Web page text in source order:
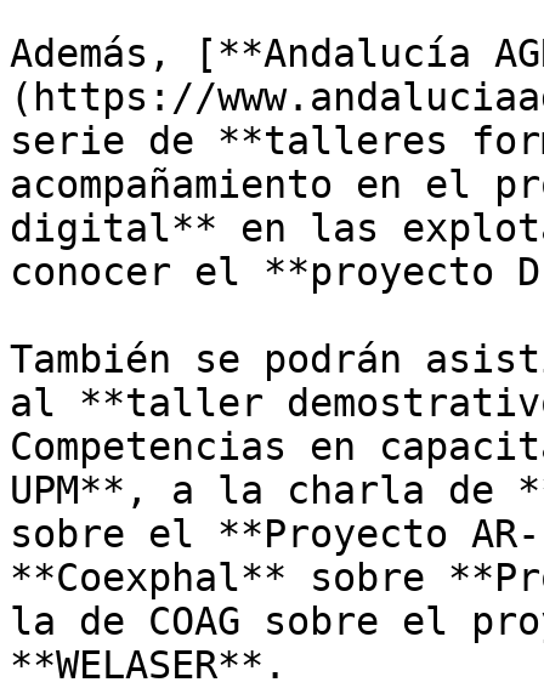
Además, [**Andalucía
(https://
serie de **talleres
acompañamiento en el
digital** en las
conocer el **proyecto
También se podrán
al **taller
Competencias en
UPM**, a la charla de
sobre el **Proyecto AR-
**Coexphal** sobre
la de COAG sobre el
**WELASER**.